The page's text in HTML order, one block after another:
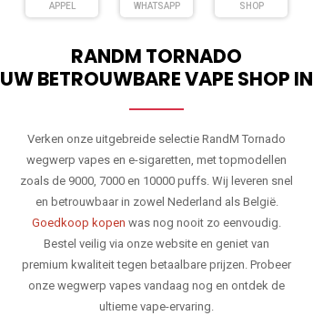
APPEL WHATSAPP SHOP
RANDM TORNADO
UW BETROUWBARE VAPE SHOP IN
Verken onze uitgebreide selectie RandM Tornado
wegwerp vapes en e-sigaretten, met topmodellen
zoals de 9000, 7000 en 10000 puffs. Wij leveren snel
en betrouwbaar in zowel Nederland als België.
Goedkoop kopen was nog nooit zo eenvoudig.
Bestel veilig via onze website en geniet van
premium kwaliteit tegen betaalbare prijzen. Probeer
onze wegwerp vapes vandaag nog en ontdek de
ultieme vape-ervaring.